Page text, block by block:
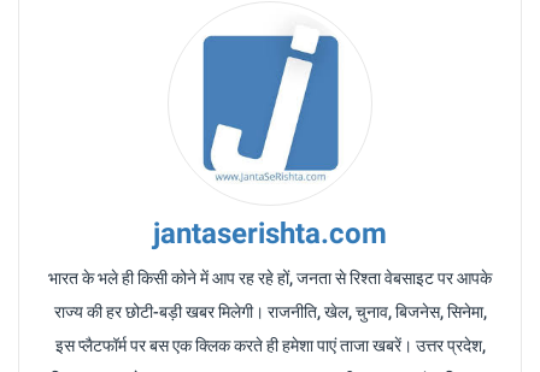
jantaserishta.com
भारत के भले ही किसी कोने में आप रह रहे हों, जनता से रिश्ता वेबसाइट पर आपके
राज्य की हर छोटी-बड़ी खबर मिलेगी। राजनीति, खेल, चुनाव, बिजनेस, सिनेमा,
इस प्लैटफॉर्म पर बस एक क्लिक करते ही हमेशा पाएं ताजा खबरें। उत्तर प्रदेश,